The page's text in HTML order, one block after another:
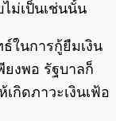
ม่เป็นเช่นนั้น
ในการกู้ยืมเงิน
ยงพอ รัฐบาลก็
กิดภาวะเงินเฟ้อ